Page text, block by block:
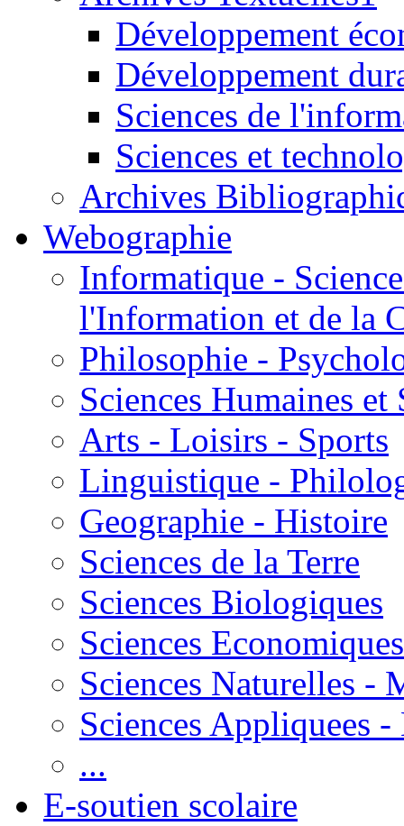
Développement
Développement
Sciences de
Sciences et
Archives
Webographie
Informatique -
l'Information et de la
Philosophie -
Sciences Humaines et
Arts - Loisirs - Sports
Linguistique -
Geographie - Histoire
Sciences de la Terre
Sciences Biologiques
Sciences Economiques
Sciences Naturelles -
Sciences Appliquees
...
E-soutien scolaire